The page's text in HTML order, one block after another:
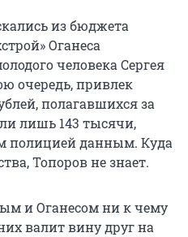
из бюджета
Оганеса
человека Сергея
очередь, привлек
полагавшихся за
лишь 143 тысячи,
полицией данным. Куда
Топоров не знает.
и Оганесом ни к чему
валит вину друг на